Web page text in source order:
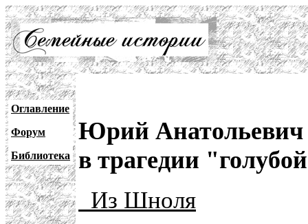
Оглавление
Форум
Библиотека
Юрий Анатольевич
в трагедии
Из Шноля